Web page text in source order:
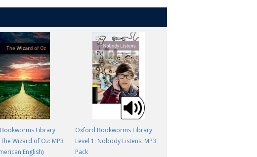
Library
Wizard of Oz: MP3
English)
Oxford Bookworms Library
Level 1: Nobody Listens: MP3
Pack